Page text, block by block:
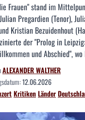
Frauen" stand im
Pregardien (Tenor),
Kristian Bezuidenhout
der "Prolog in
und Abschied",
ALEXANDER WALTHER
12.06.2026
KritikenLänder